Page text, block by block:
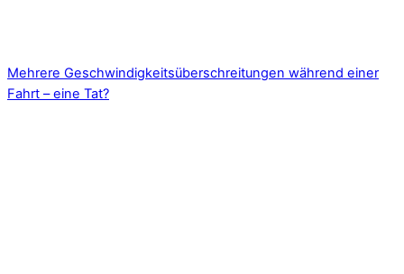
Mehrere Geschwindigkeitsüberschreitungen während einer
Fahrt – eine Tat?